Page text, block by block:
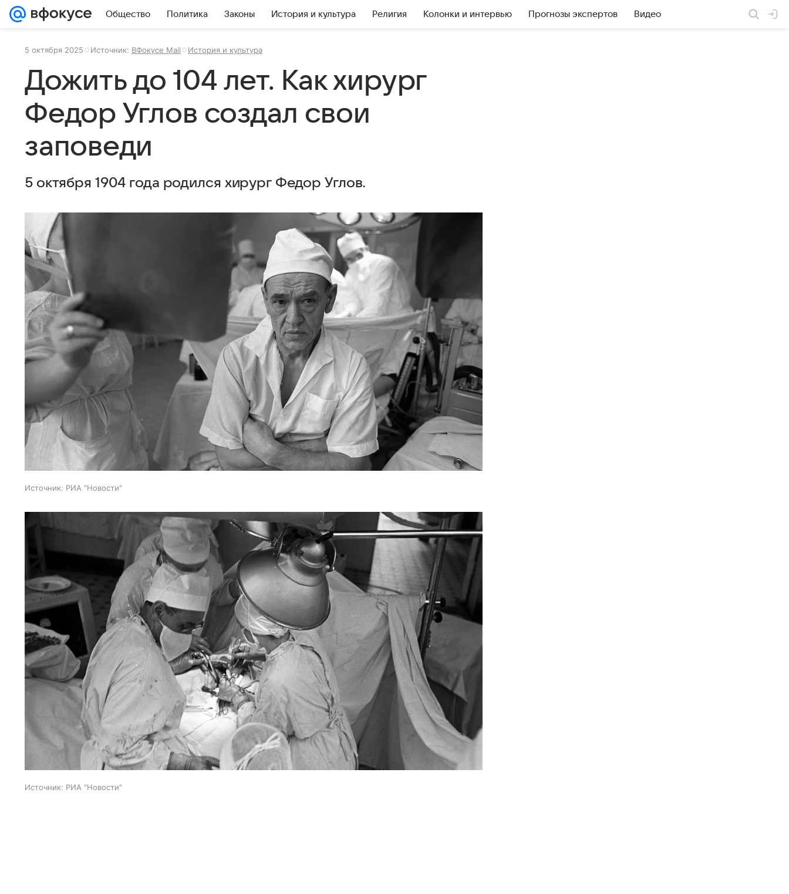
Общество Политика Законы История и культура Религия Колонки и интервью Прогнозы экспертов Видео
5 октября 2025 Источник: ВФокусе Mail История и культура
Дожить до 104 лет. Как хирург
Федор Углов создал свои
заповеди
5 октября 1904 года родился хирург Федор Углов.
Источник: РИА "Новости"
Источник: РИА "Новости"